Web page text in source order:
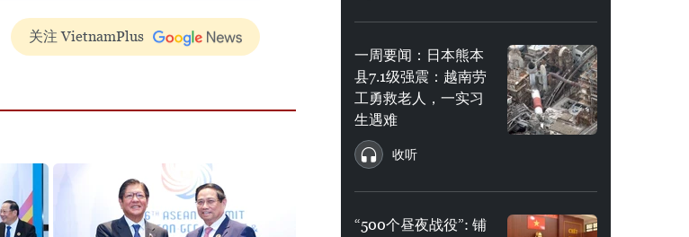
关注 VietnamPlus
一周要闻：日本熊本
县7.1级强震：越南劳
工勇救老人，一实习
生遇难
收听
“500个昼夜战役”: 铺